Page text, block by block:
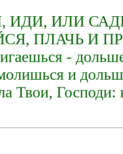
ИДИ, ИЛИ
ПЛАЧЬ И
-
и
Твои, Господи: